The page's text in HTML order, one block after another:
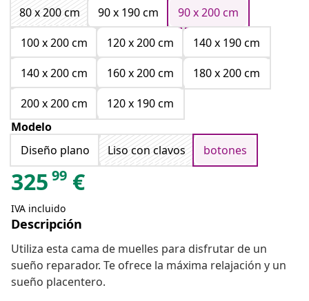
80 x 200 cm
90 x 190 cm
90 x 200 cm
100 x 200 cm
120 x 200 cm
140 x 190 cm
140 x 200 cm
160 x 200 cm
180 x 200 cm
200 x 200 cm
120 x 190 cm
Modelo
Diseño plano
Liso con clavos botones
325 99 €
IVA incluido
Descripción
Utiliza esta cama de muelles para disfrutar de un
sueño reparador. Te ofrece la máxima relajación y un
sueño placentero.